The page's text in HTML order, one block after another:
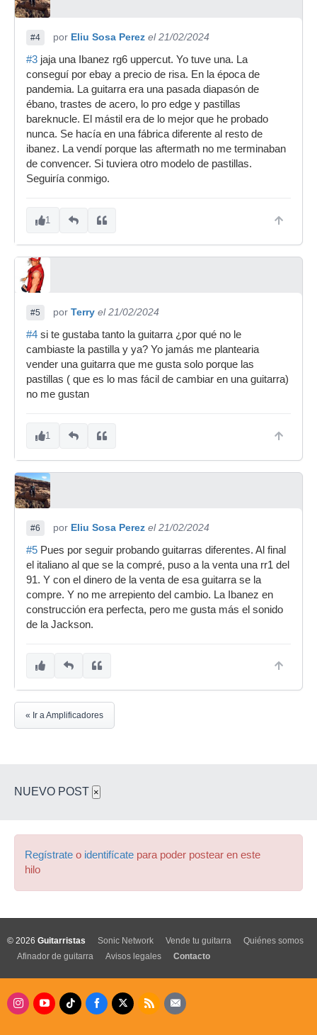
#4 por Eliu Sosa Perez el 21/02/2024
#3 jaja una Ibanez rg6 uppercut. Yo tuve una. La
conseguí por ebay a precio de risa. En la época de
pandemia. La guitarra era una pasada diapasón de
ébano, trastes de acero, lo pro edge y pastillas
bareknucle. El mástil era de lo mejor que he probado
nunca. Se hacía en una fábrica diferente al resto de
ibanez. La vendí porque las aftermath no me terminaban
de convencer. Si tuviera otro modelo de pastillas.
Seguiría conmigo.
1
#5 por Terry el 21/02/2024
#4 si te gustaba tanto la guitarra ¿por qué no le
cambiaste la pastilla y ya? Yo jamás me plantearia
vender una guitarra que me gusta solo porque las
pastillas ( que es lo mas fácil de cambiar en una guitarra)
no me gustan
1
#6 por Eliu Sosa Perez el 21/02/2024
#5 Pues por seguir probando guitarras diferentes. Al final
el italiano al que se la compré, puso a la venta una rr1 del
91. Y con el dinero de la venta de esa guitarra se la
compre. Y no me arrepiento del cambio. La Ibanez en
construcción era perfecta, pero me gusta más el sonido
de la Jackson.
« Ir a Amplificadores
NUEVO POST ×
Regístrate o identifícate para poder postear en este
hilo
© 2026 Guitarristas Sonic Network Vende tu guitarra
Quiénes somos
Afinador de guitarra
Avisos legales Contacto